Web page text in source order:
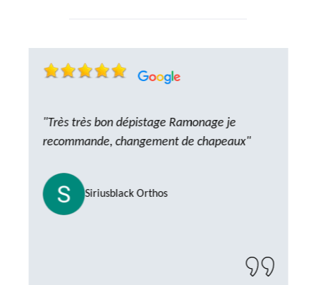
"Très très bon dépistage Ramonage je
recommande, changement de chapeaux"
Siriusblack Orthos